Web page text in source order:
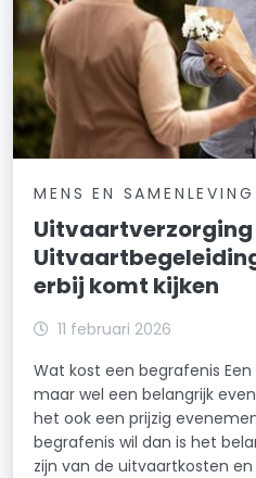
MENS EN SAMENLEVING
erbij komt kijken
11 februari 2026
Wat kost een begrafenis
maar wel een belangrijk
het ook een prijzig
begrafenis wil dan is het
zijn van de uitvaartkosten en